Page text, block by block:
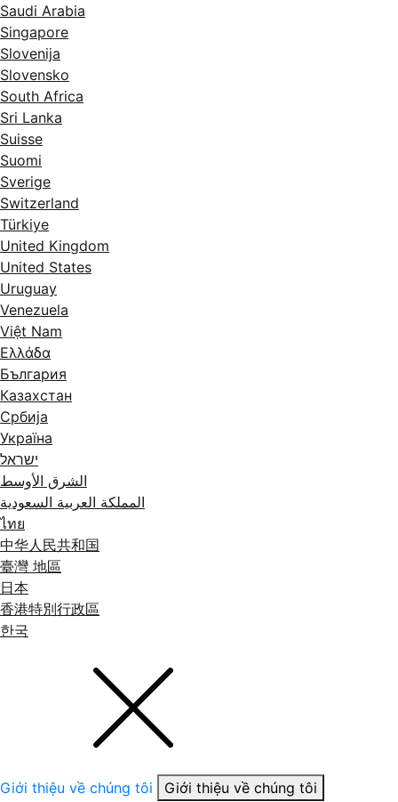
Saudi Arabia
Singapore
Slovenija
Slovensko
South Africa
Sri Lanka
Suisse
Suomi
Sverige
Switzerland
Türkiye
United Kingdom
United States
Uruguay
Venezuela
Việt Nam
Ελλάδα
България
Казахстан
Србија
Україна
ישראל
الشرق الأوسط
المملكة العربية السعودية
ไทย
中华人民共和国
臺灣 地區
日本
香港特別行政區
한국
Giới thiệu về chúng tôi
Giới thiệu về chúng tôi